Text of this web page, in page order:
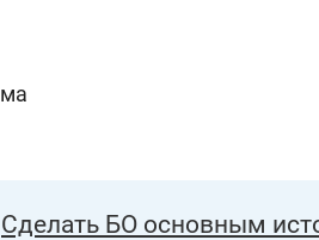
Сделать БО основным